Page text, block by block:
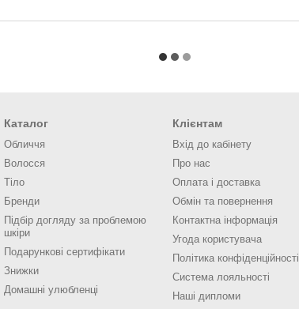
Каталог
Обличчя
Волосся
Тіло
Бренди
Підбір догляду за проблемою
шкіри
Подарункові сертифікати
Знижки
Домашні улюбленці
Клієнтам
Вхід до кабінету
Про нас
Оплата і доставка
Обмін та повернення
Контактна інформація
Угода користувача
Політика конфіденційності
Система лояльності
Наші дипломи